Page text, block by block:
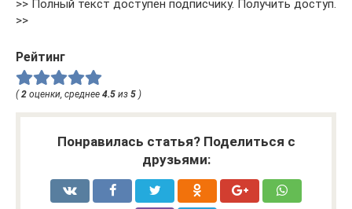
>> Полный текст доступен подписчику. Получить доступ.
>>
Рейтинг
(2 оценки, среднее 4.5 из 5 )
Понравилась статья? Поделиться с
друзьями: